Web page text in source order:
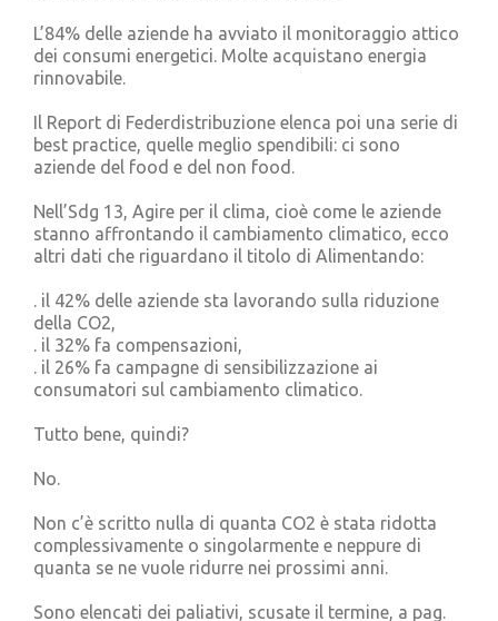
L’84% delle aziende ha avviato il monitoraggio attico
dei consumi energetici. Molte acquistano energia
rinnovabile.
Il Report di Federdistribuzione elenca poi una serie di
best practice, quelle meglio spendibili: ci sono
aziende del food e del non food.
Nell’Sdg 13, Agire per il clima, cioè come le aziende
stanno affrontando il cambiamento climatico, ecco
altri dati che riguardano il titolo di Alimentando:
. il 42% delle aziende sta lavorando sulla riduzione
della CO2,
. il 32% fa compensazioni,
. il 26% fa campagne di sensibilizzazione ai
consumatori sul cambiamento climatico.
Tutto bene, quindi?
No.
Non c’è scritto nulla di quanta CO2 è stata ridotta
complessivamente o singolarmente e neppure di
quanta se ne vuole ridurre nei prossimi anni.
Sono elencati dei paliativi, scusate il termine, a pag.